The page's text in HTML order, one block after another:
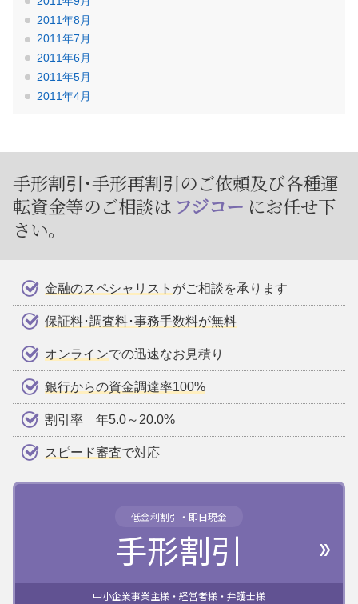
2011年8月
2011年7月
2011年6月
2011年5月
2011年4月
手形割引･手形再割引のご依頼及び各種運
転資金等のご相談は フジコー にお任せ下
さい。
金融のスペシャリスト がご相談を承ります
保証料･調査料･事務手数料が無料
オンラインでの迅速なお見積り
銀行からの資金調達率100%
割引率 年5.0～20.0%
スピード審査で対応
低金利割引・即日現金
手形割引
中小企業事業主様・経営者様・弁護士様